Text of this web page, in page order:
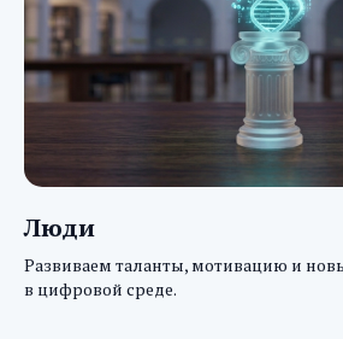
Люди
Развиваем таланты, мотивацию и
в цифровой среде.